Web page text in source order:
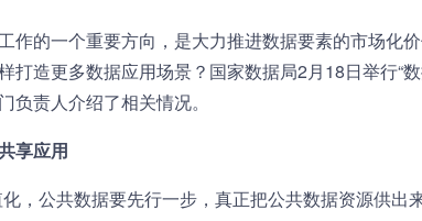
作的一个重要方向，是大力推进数据要素的市场化
打造更多数据应用场景？国家数据局2月18日举行“
负责人介绍了相关情况。
享应用
，公共数据要先行一步，真正把公共数据资源供出